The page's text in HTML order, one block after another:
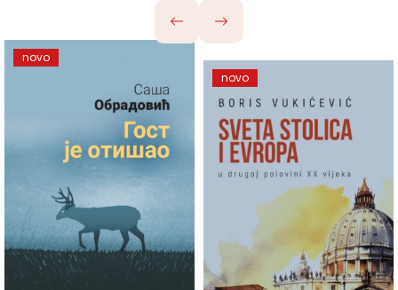
novo
novo